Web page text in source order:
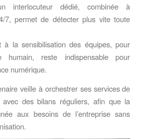
interlocuteur dédié, combinée à
7, permet de détecter plus vite toute
à la sensibilisation des équipes, pour
humain, reste indispensable pour
numérique.
veille à orchestrer ses services de
avec des bilans réguliers, afin que la
aux besoins de l’entreprise sans